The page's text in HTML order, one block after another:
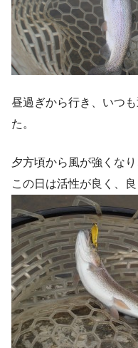
昼過ぎから行き、いつ
た。
夕方頃から風が強くな
この日は活性が良く、良